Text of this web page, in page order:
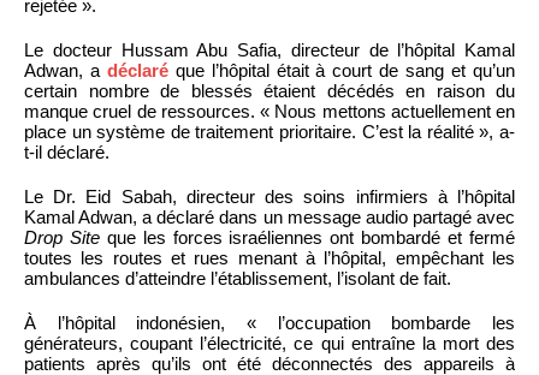
rejetée ».
Le docteur Hussam Abu Safia, directeur de l’hôpital Kamal
Adwan, a déclaréque l’hôpital était à court de sang et qu’un
certain nombre de blessés étaient décédés en raison du
manque cruel de ressources. « Nous mettons actuellement en
place un système de traitement prioritaire. C’est la réalité », a-
t-il déclaré.
Le Dr. Eid Sabah, directeur des soins infirmiers à l’hôpital
Kamal Adwan, a déclaré dans un message audio partagé avec
Drop Siteque les forces israéliennes ont bombardé et fermé
toutes les routes et rues menant à l’hôpital, empêchant les
ambulances d’atteindre l’établissement, l’isolant de fait.
À l’hôpital indonésien, « l’occupation bombarde les
générateurs, coupant l’électricité, ce qui entraîne la mort des
patients après qu’ils ont été déconnectés des appareils à